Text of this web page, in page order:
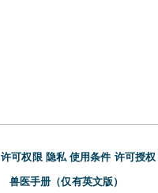
许可权限 隐私 使用条件 许可授权
兽医手册（仅有英文版）